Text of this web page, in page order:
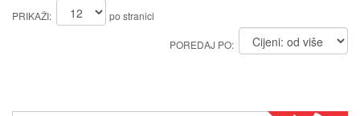
PRIKAŽI: po stranici
POREDAJ PO: